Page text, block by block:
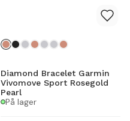
Diamond Bracelet Garmin
Vivomove Sport Rosegold
Pearl
På lager